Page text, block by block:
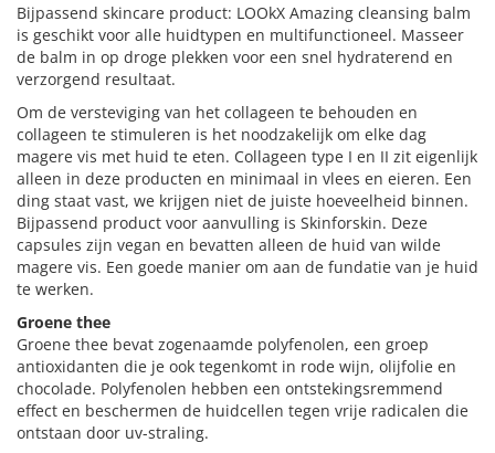
Bijpassend skincare product: LOOkX Amazing cleansing balm
is geschikt voor alle huidtypen en multifunctioneel. Masseer
de balm in op droge plekken voor een snel hydraterend en
verzorgend resultaat.
Om de versteviging van het collageen te behouden en
collageen te stimuleren is het noodzakelijk om elke dag
magere vis met huid te eten. Collageen type I en II zit eigenlijk
alleen in deze producten en minimaal in vlees en eieren. Een
ding staat vast, we krijgen niet de juiste hoeveelheid binnen.
Bijpassend product voor aanvulling is Skinforskin. Deze
capsules zijn vegan en bevatten alleen de huid van wilde
magere vis. Een goede manier om aan de fundatie van je huid
te werken.
Groene thee
Groene thee bevat zogenaamde polyfenolen, een groep
antioxidanten die je ook tegenkomt in rode wijn, olijfolie en
chocolade. Polyfenolen hebben een ontstekingsremmend
effect en beschermen de huidcellen tegen vrije radicalen die
ontstaan door uv-straling.